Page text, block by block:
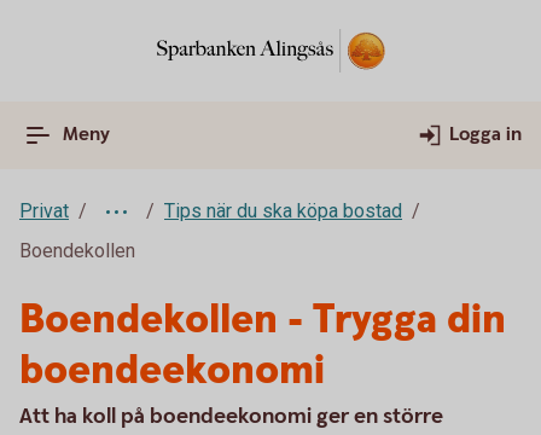
Meny Logga in
Privat
Tips när du ska köpa bostad
Boendekollen
Boendekollen - Trygga din
boendeekonomi
Att ha koll på boendeekonomi ger en större